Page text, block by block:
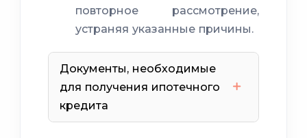
повторное рассмотрение,
устраняя указанные причины.
Документы, необходимые
для получения ипотечного
кредита